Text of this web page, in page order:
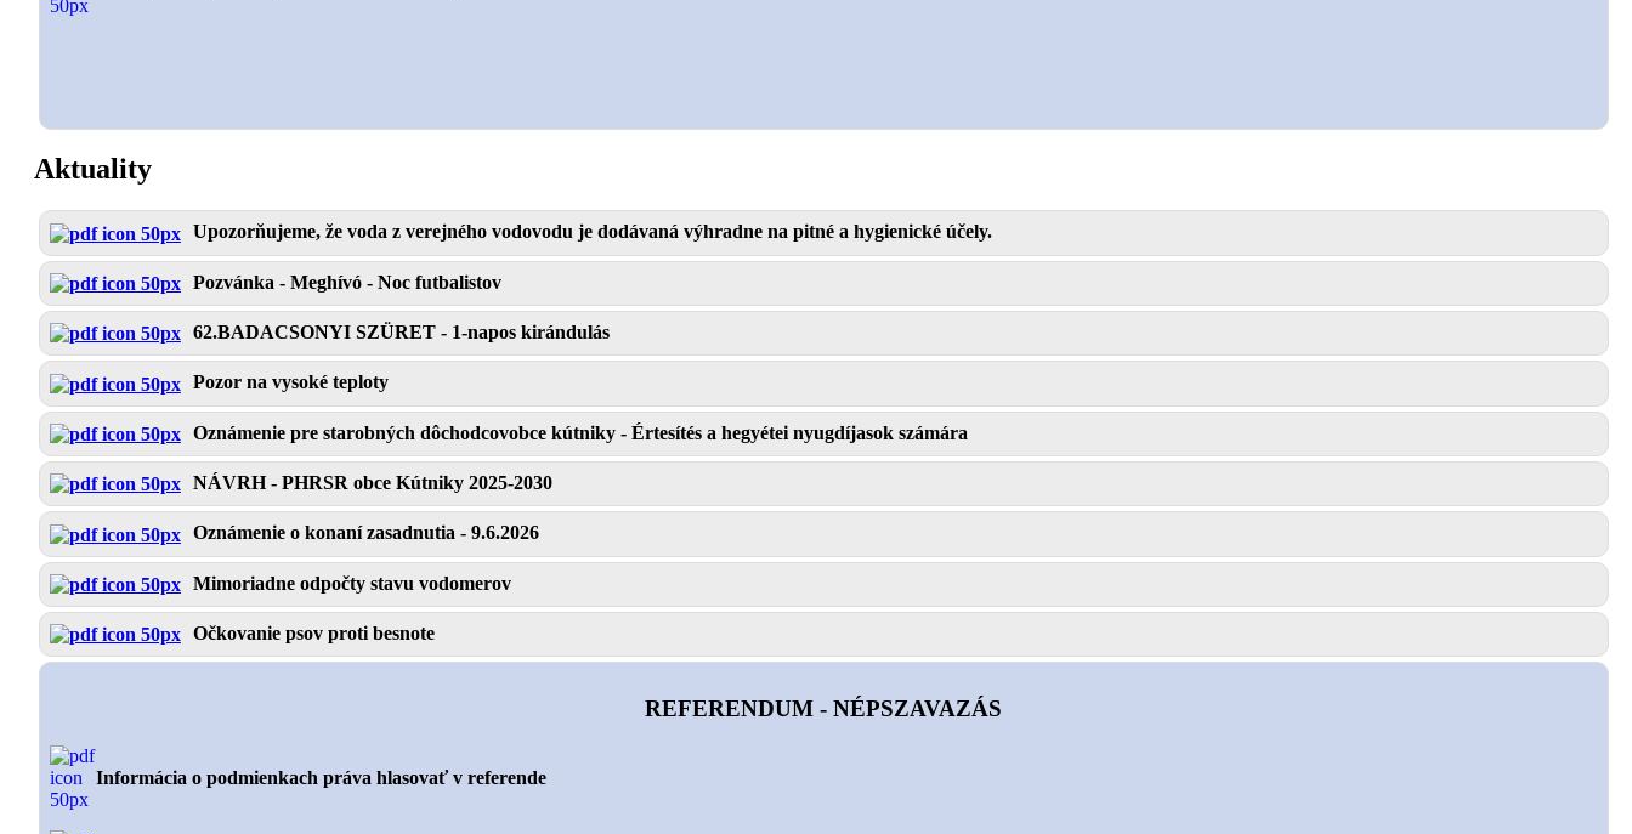
Aktuality
Upozorňujeme, že voda z verejného vodovodu je dodávaná výhradne na pitné a hygienické účely.
Pozvánka - Meghívó - Noc futbalistov
62.BADACSONYI SZÜRET - 1-napos kirándulás
Pozor na vysoké teploty
Oznámenie pre starobných dôchodcovobce kútniky - Értesítés a hegyétei nyugdíjasok számára
NÁVRH - PHRSR obce Kútniky 2025-2030
Oznámenie o konaní zasadnutia - 9.6.2026
Mimoriadne odpočty stavu vodomerov
Očkovanie psov proti besnote
REFERENDUM - NÉPSZAVAZÁS
Informácia o podmienkach práva hlasovať v referende